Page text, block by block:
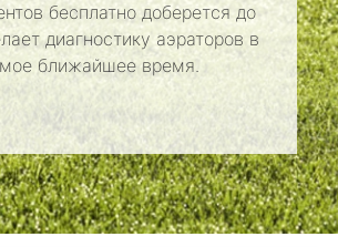
бесплатно доберется до
диагностику аэраторов в
ближайшее время.